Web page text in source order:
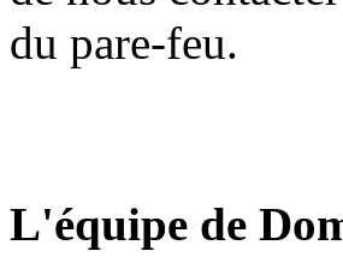
du pare-feu.
L'équipe de